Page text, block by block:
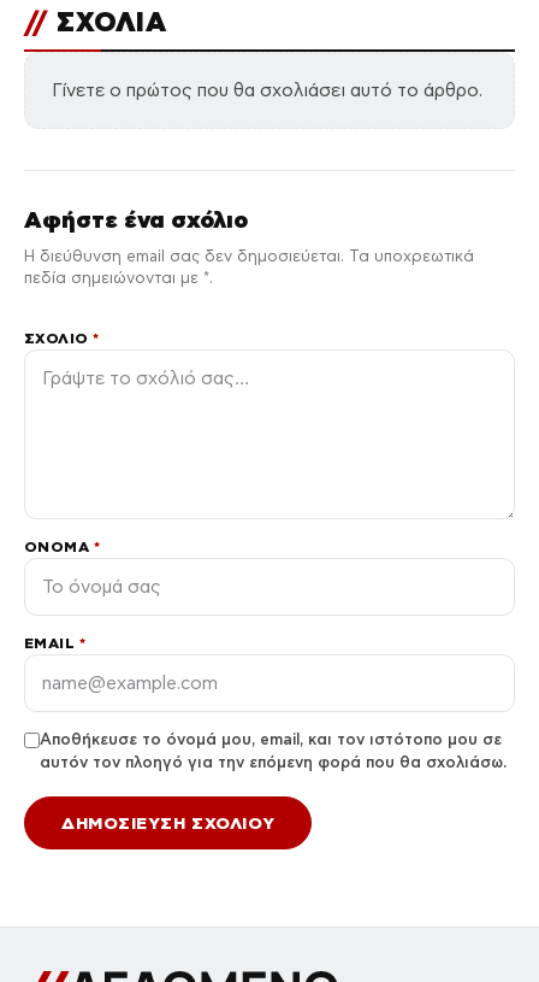
// ΣΧΟΛΙΑ
Γίνετε ο πρώτος που θα σχολιάσει αυτό το άρθρο.
Αφήστε ένα σχόλιο
Η διεύθυνση email σας δεν δημοσιεύεται. Τα υποχρεωτικά
πεδία σημειώνονται με *.
ΣΧΌΛΙΟ*
ΌΝΟΜΑ *
EMAIL *
Αποθήκευσε το όνομά μου, email, και τον ιστότοπο μου σε
αυτόν τον πλοηγό για την επόμενη φορά που θα σχολιάσω.